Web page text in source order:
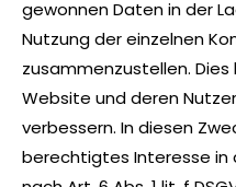
gewonnen Daten in der
Nutzung der einzelnen
zusammenzustellen.
Website und deren
verbessern. In diesen
berechtigtes Interesse in